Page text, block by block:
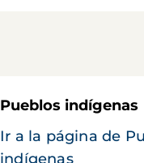
Pueblos indígenas
Ir a la página de
indígenas